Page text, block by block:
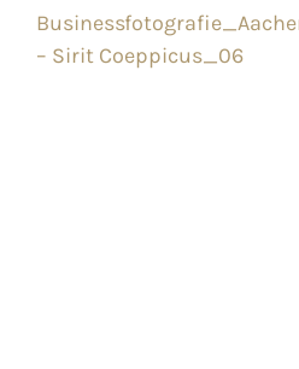
– Sirit Coeppicus_06